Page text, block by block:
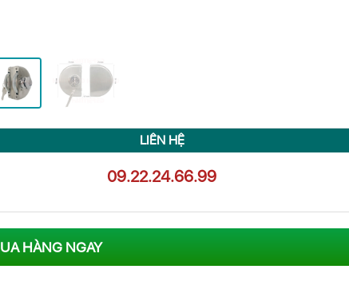
LIÊN HỆ
09.22.24.66.99
HÀNG NGAY